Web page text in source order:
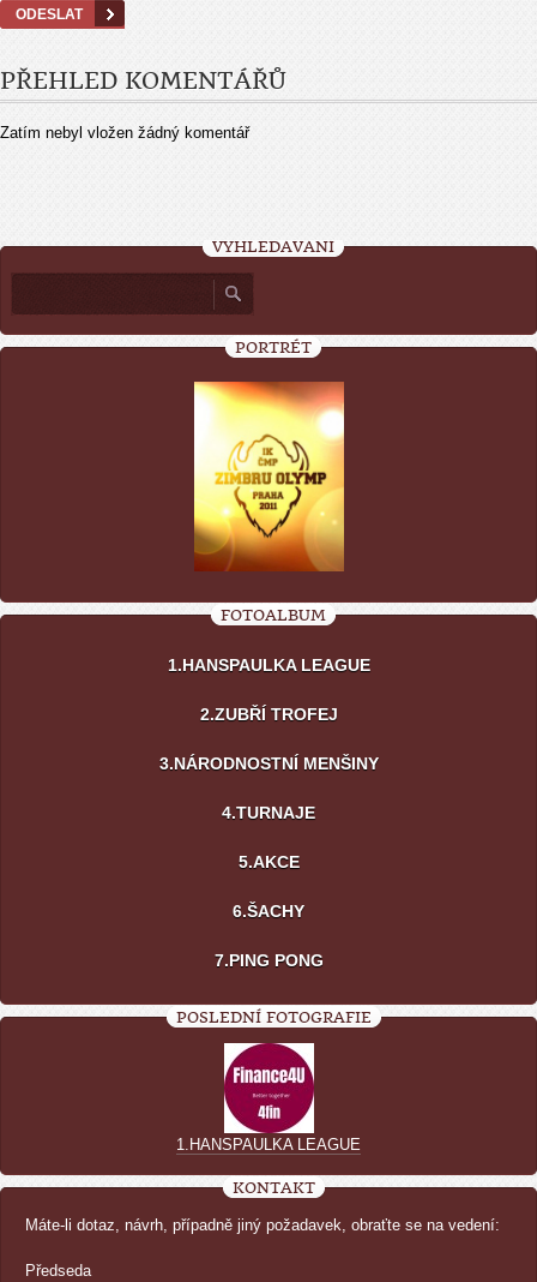
PŘEHLED KOMENTÁŘŮ
Zatím nebyl vložen žádný komentář
VYHLEDÁVÁNÍ
PORTRÉT
FOTOALBUM
1.HANSPAULKA LEAGUE
2.ZUBŘÍ TROFEJ
3.NÁRODNOSTNÍ MENŠINY
4.TURNAJE
5.AKCE
6.ŠACHY
7.PING PONG
POSLEDNÍ FOTOGRAFIE
1.HANSPAULKA LEAGUE
KONTAKT
Máte-li dotaz, návrh, případně jiný požadavek, obraťte se na vedení:
Předseda